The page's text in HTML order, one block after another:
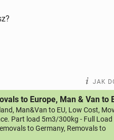
JAK
to Europe, Man & Van to
Man&Van to EU, Low Cost,
Part load 5m3/300kg - Full Load
to Germany, Removals to